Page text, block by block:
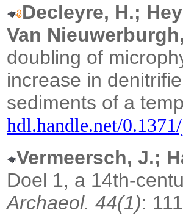
Decleyre, H.;
Van
doubling of
increase in
sediments of a
hdl.handle.net/
Vermeersch, J.;
Doel 1, a 14th-
Archaeol. 44(1):